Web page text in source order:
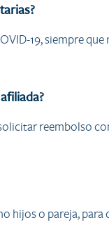
19, siempre
reembolso
hijos o pareja,